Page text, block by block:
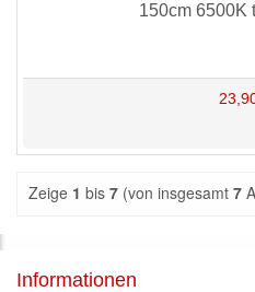
150cm 6500K
Zeige 1 bis 7 (von insgesamt 7
Informationen